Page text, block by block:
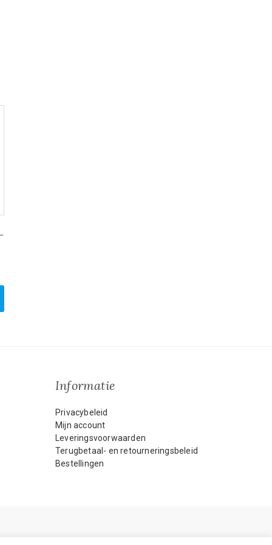
Informatie
Privacybeleid
Mijn account
Leveringsvoorwaarden
Terugbetaal- en retourneringsbeleid
Bestellingen